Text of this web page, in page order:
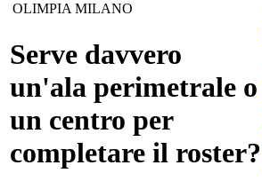
OLIMPIA MILANO
Serve davvero
un'ala perimetrale o
un centro per
completare il roster?